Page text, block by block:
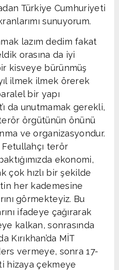
Türkiye Cumhuriyeti
sunuyorum.
lazım dedim fakat
orasına da iyi
kisveye bürünmüş
ilmek ilmek örerek
bir yapı
da unutmamak gerekli,
örgütünün önünü
ve organizasyondur.
Fetullahçı terör
ekonomi,
çok hızlı bir şekilde
her kademesine
görmekteyiz. Bu
ifadeye çağırarak
kalkan, sonrasında
Kırıkhan’da MİT
vermeye, sonra 17-
hizaya çekmeye